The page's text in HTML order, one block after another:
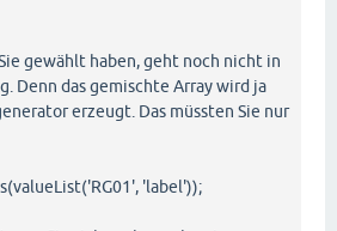
gewählt haben, geht noch nicht in
Denn das gemischte Array wird ja
erzeugt. Das müssten Sie nur
'label'));